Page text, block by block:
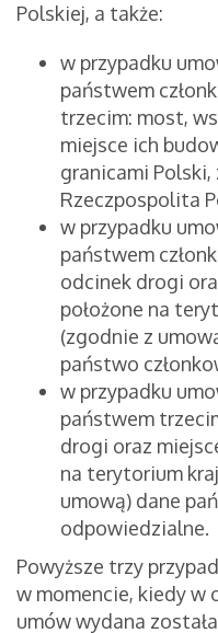
Polskiej, a także:
w przypadku
państwem
trzecim: most,
miejsce ich
granicami
Rzeczpospolita
w przypadku
państwem
odcinek drogi
położone na
(zgodnie z
państwo
w przypadku
państwem
drogi oraz
na terytorium
umową) dane
odpowiedzialne.
Powyższe trzy
w momencie, kiedy w
umów wydana